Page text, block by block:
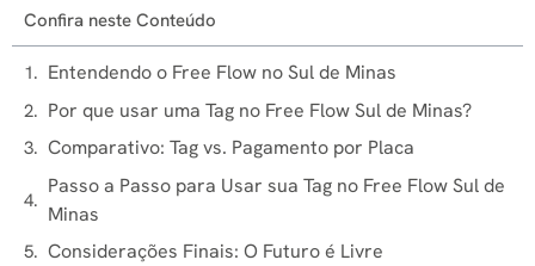
Confira neste Conteúdo
Entendendo o Free Flow no Sul de Minas
Por que usar uma Tag no Free Flow Sul de Minas?
Comparativo: Tag vs. Pagamento por Placa
Passo a Passo para Usar sua Tag no Free Flow Sul de
Minas
Considerações Finais: O Futuro é Livre